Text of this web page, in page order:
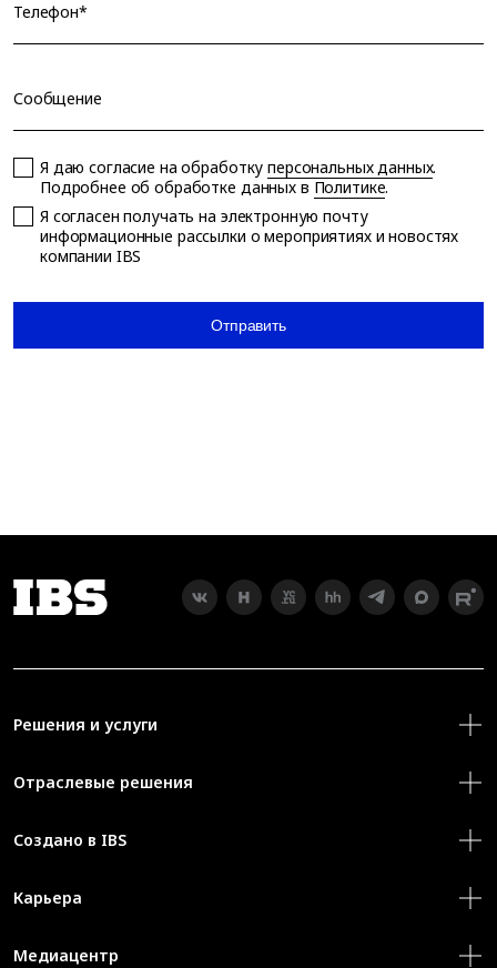
Телефон*
Сообщение
Я даю согласие на обработкуперсональных данных.
Подробнее об обработке данных в Политике.
Я согласен получать на электронную почту
информационные рассылки о мероприятиях и новостях
компании IBS
Отправить
Решения и услуги
Отраслевые решения
Создано в IBS
Карьера
Медиацентр